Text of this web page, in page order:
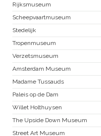
Rijksmuseum
Scheepvaartmuseum
Stedelijk
Tropenmuseum
Verzetsmuseum
Amsterdam Museum
Madame Tussauds
Paleis op de Dam
Willet Holthuysen
The Upside Down Museum
Street Art Museum